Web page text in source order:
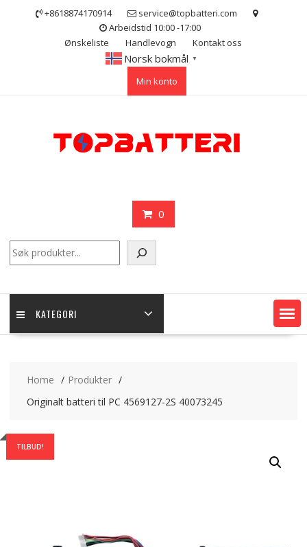
+8618874170914
service@topbatteri.com
Arbeidstid 10:00 -17:00
Ønskeliste
Handlevogn Kontakt oss
Norsk bokmål ▼
Min konto
0
KATEGORI
Home
Produkter
Originalt batteri til PC 4569127-2S 40073245
TILBUD!